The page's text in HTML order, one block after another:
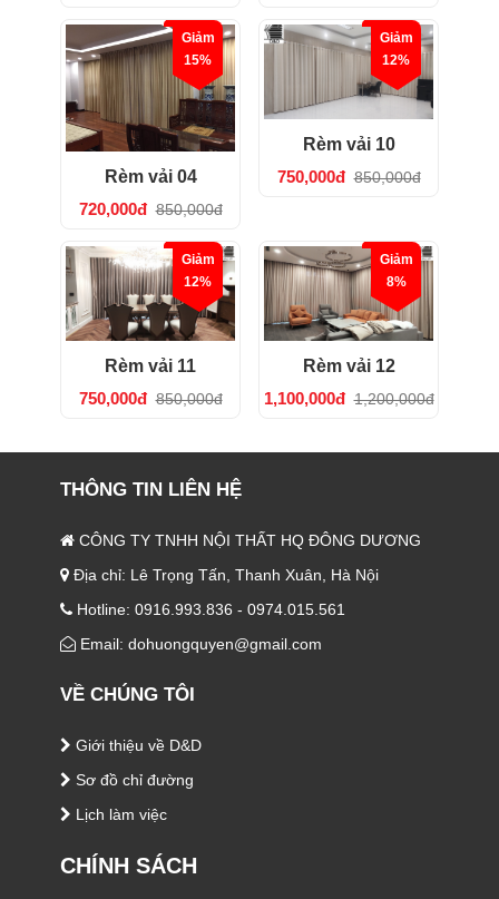
Giảm
15%
Rèm vải 04
720,000đ 850,000đ
Giảm
12%
Rèm vải 10
750,000đ 850,000đ
Giảm
12%
Rèm vải 11
750,000đ 850,000đ
Giảm
8%
Rèm vải 12
1,100,000đ 1,200,000đ
THÔNG TIN LIÊN HỆ
CÔNG TY TNHH NỘI THẤT HQ ĐÔNG DƯƠNG
Địa chỉ: Lê Trọng Tấn, Thanh Xuân, Hà Nội
Hotline: 0916.993.836 - 0974.015.561
Email: dohuongquyen@gmail.com
VỀ CHÚNG TÔI
Giới thiệu về D&D
Sơ đồ chỉ đường
Lịch làm việc
CHÍNH SÁCH